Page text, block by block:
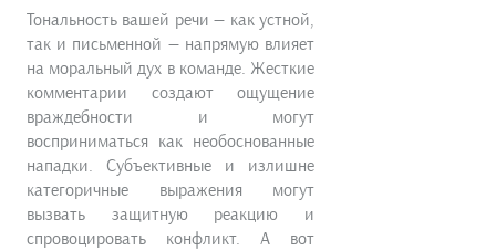
Тональность вашей речи — как устной,
так и письменной — напрямую влияет
на моральный дух в команде. Жесткие
комментарии создают ощущение
враждебности и могут
восприниматься как необоснованные
нападки. Субъективные и излишне
категоричные выражения могут
вызвать защитную реакцию и
спровоцировать конфликт. А вот